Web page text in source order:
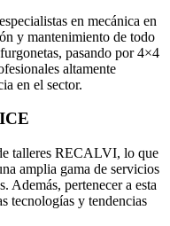
en mecánica en
y mantenimiento de todo
pasando por 4×4
altamente
en el sector.
talleres RECALVI, lo que
amplia gama de servicios
Además, pertenecer a esta
tecnologías y tendencias